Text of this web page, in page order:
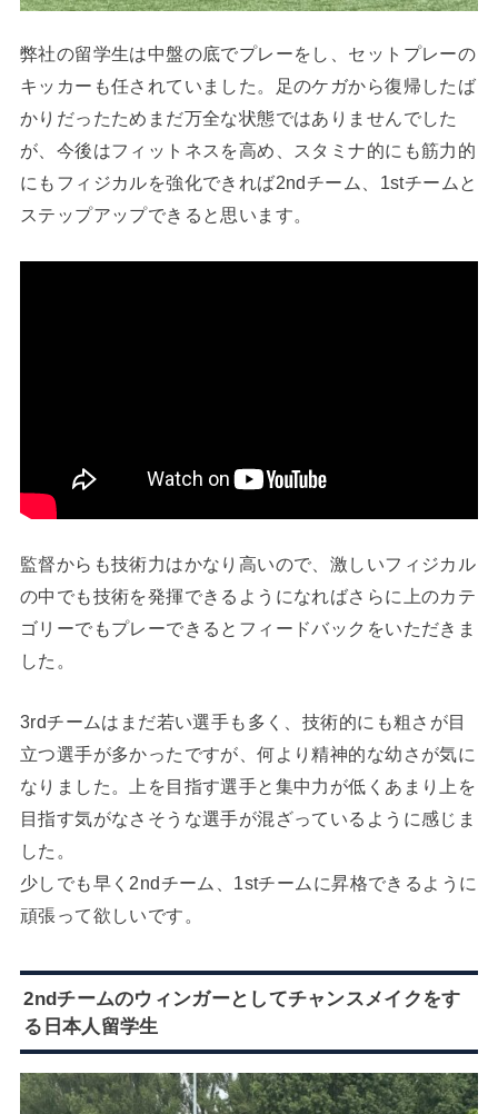
弊社の留学生は中盤の底でプレーをし、セットプレーの
キッカーも任されていました。足のケガから復帰したば
かりだったためまだ万全な状態ではありませんでした
が、今後はフィットネスを高め、スタミナ的にも筋力的
にもフィジカルを強化できれば2ndチーム、1stチームと
ステップアップできると思います。
監督からも技術力はかなり高いので、激しいフィジカル
の中でも技術を発揮できるようになればさらに上のカテ
ゴリーでもプレーできるとフィードバックをいただきま
した。
3rdチームはまだ若い選手も多く、技術的にも粗さが目
立つ選手が多かったですが、何より精神的な幼さが気に
なりました。上を目指す選手と集中力が低くあまり上を
目指す気がなさそうな選手が混ざっているように感じま
した。
少しでも早く2ndチーム、1stチームに昇格できるように
頑張って欲しいです。
2ndチームのウィンガーとしてチャンスメイクをす
る日本人留学生